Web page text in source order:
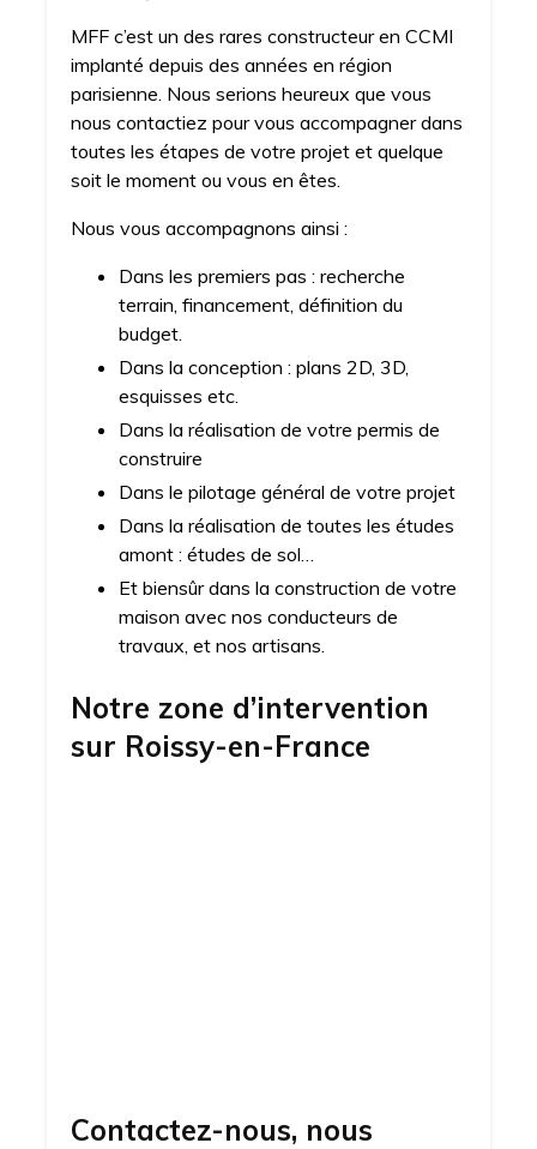
MFF c’est un des rares constructeur en CCMI
implanté depuis des années en région
parisienne. Nous serions heureux que vous
nous contactiez pour vous accompagner dans
toutes les étapes de votre projet et quelque
soit le moment ou vous en êtes.
Nous vous accompagnons ainsi :
Dans les premiers pas : recherche
terrain, financement, définition du
budget.
Dans la conception : plans 2D, 3D,
esquisses etc.
Dans la réalisation de votre permis de
construire
Dans le pilotage général de votre projet
Dans la réalisation de toutes les études
amont : études de sol…
Et biensûr dans la construction de votre
maison avec nos conducteurs de
travaux, et nos artisans.
Notre zone d’intervention
sur Roissy-en-France
Contactez-nous, nous